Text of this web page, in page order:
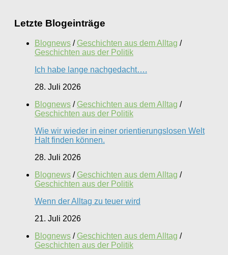
Letzte Blogeinträge
Blognews / Geschichten aus dem Alltag /
Geschichten aus der Politik
Ich habe lange nachgedacht….
28. Juli 2026
Blognews / Geschichten aus dem Alltag /
Geschichten aus der Politik
Wie wir wieder in einer orientierungslosen Welt
Halt finden können.
28. Juli 2026
Blognews / Geschichten aus dem Alltag /
Geschichten aus der Politik
Wenn der Alltag zu teuer wird
21. Juli 2026
Blognews / Geschichten aus dem Alltag /
Geschichten aus der Politik